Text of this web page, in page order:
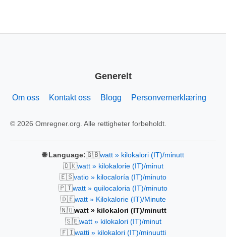
Generelt
Om oss Kontakt oss Blogg Personvernerklæring
© 2026 Omregner.org. Alle rettigheter forbeholdt.
🌐 Language:🇬🇧watt » kilokalori (IT)/minutt
🇩🇰watt » kilokalorie (IT)/minut
🇪🇸vatio » kilocaloría (IT)/minuto
🇵🇹watt » quilocaloria (IT)/minuto
🇩🇪watt » Kilokalorie (IT)/Minute
🇳🇴watt » kilokalori (IT)/minutt
🇸🇪watt » kilokalori (IT)/minut
🇫🇮watti » kilokalori (IT)/minuutti